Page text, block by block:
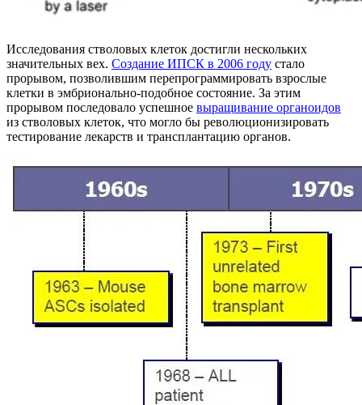
Исследования стволовых клеток достигли нескольких
значительных вех. Создание ИПСК в 2006 году стало
прорывом, позволившим перепрограммировать взрослые
клетки в эмбрионально-подобное состояние. За этим
прорывом последовало успешное выращивание органоидов
из стволовых клеток, что могло бы революционизировать
тестирование лекарств и трансплантацию органов.